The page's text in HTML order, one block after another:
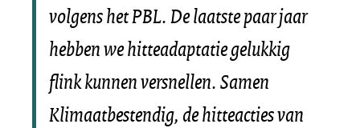
volgens het PBL. De laatste paar jaar
hebben we hitteadaptatie gelukkig
flink kunnen versnellen. Samen
Klimaatbestendig, de hitteacties van